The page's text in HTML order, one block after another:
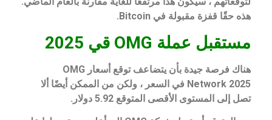
هذه حقًا قفزة مقبولة في Bitcoin.
مستقبل عملة OMG قي 2025
هناك فرصة جيدة بأن يتضاعف توقع أسعار OMG
Network 2025 في السعر ، ولكن من الممكن أيضًا ألا
تصل إلى المستوى الأقصى المتوقع 5.92 دولار.